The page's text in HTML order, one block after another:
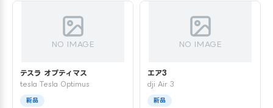
NO IMAGE
テスラ オプティマス
tesla Tesla Optimus
新品
NO IMAGE
エア3
dji Air 3
新品